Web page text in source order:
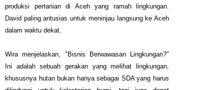
produksi pertanian di Aceh yang ramah lingkungan.
David paling antusias untuk meninjau langsung ke Aceh
dalam waktu dekat.
Wira menjelaskan, "Bisnis Berwawasan Lingkungan?"
Ini adalah sebuah gerakan yang melihat lingkungan,
khususnya hutan bukan hanya sebagai SDA yang harus